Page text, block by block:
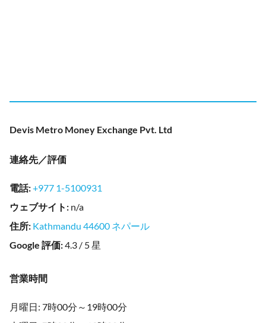
Devis Metro Money Exchange Pvt. Ltd
連絡先／評価
電話:+977 1-5100931
ウェブサイト : n/a
住所: Kathmandu 44600 ネパール
Google 評価:4.3 / 5 星
営業時間
月曜日: 7時00分～19時00分